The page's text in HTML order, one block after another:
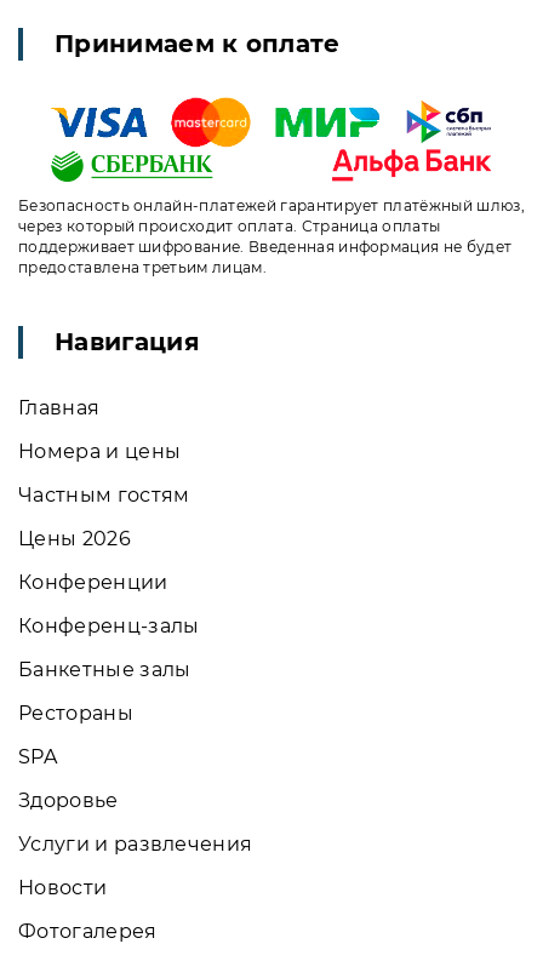
Принимаем к оплате
Безопасность онлайн-платежей гарантирует платёжный шлюз,
через который происходит оплата. Страница оплаты
поддерживает шифрование. Введенная информация не будет
предоставлена третьим лицам.
Навигация
Главная
Номера и цены
Частным гостям
Цены 2026
Конференции
Конференц-залы
Банкетные залы
Рестораны
SPA
Здоровье
Услуги и развлечения
Новости
Фотогалерея